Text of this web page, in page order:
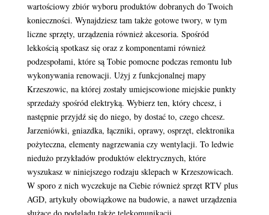
wartościowy zbiór wyboru produktów dobranych do Twoich
konieczności. Wynajdziesz tam także gotowe twory, w tym
liczne sprzęty, urządzenia również akcesoria. Spośród
lekkością spotkasz się oraz z komponentami również
podzespołami, które są Tobie pomocne podczas remontu lub
wykonywania renowacji. Użyj z funkcjonalnej mapy
Krzeszowic, na której zostały umiejscowione miejskie punkty
sprzedaży spośród elektryką. Wybierz ten, który chcesz, i
następnie przyjdź się do niego, by dostać to, czego chcesz.
Jarzeniówki, gniazdka, łączniki, oprawy, osprzęt, elektronika
pożyteczna, elementy nagrzewania czy wentylacji. To ledwie
niedużo przykładów produktów elektrycznych, które
wyszukasz w niniejszego rodzaju sklepach w Krzeszowicach.
W sporo z nich wyczekuje na Ciebie również sprzęt RTV plus
AGD, artykuły obowiązkowe na budowie, a nawet urządzenia